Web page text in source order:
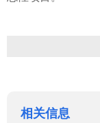
相关信息